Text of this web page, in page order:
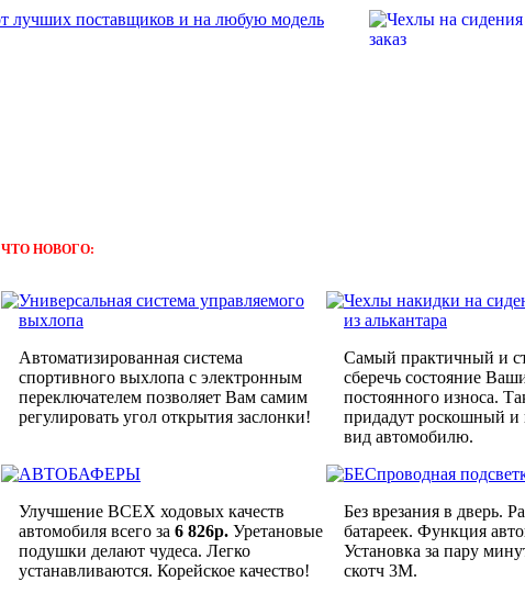
ЧТО НОВОГО:
Универсальная система управляемого
выхлопа
Автоматизированная система
спортивного выхлопа с электронным
переключателем позволяет Вам самим
регулировать угол открытия заслонки!
Чехлы накидки на
из алькантара
Самый практичный и
сберечь состояние
постоянного износа.
придадут роскошный и
вид автомобилю.
АВТОБАФЕРЫ
Улучшение ВСЕХ ходовых качеств
автомобиля всего за 6 826р. Уретановые
подушки делают чудеса. Легко
устанавливаются. Корейское качество!
БЕСпроводная
Без врезания в дверь.
батареек. Функция
Установка за пару
скотч 3M.